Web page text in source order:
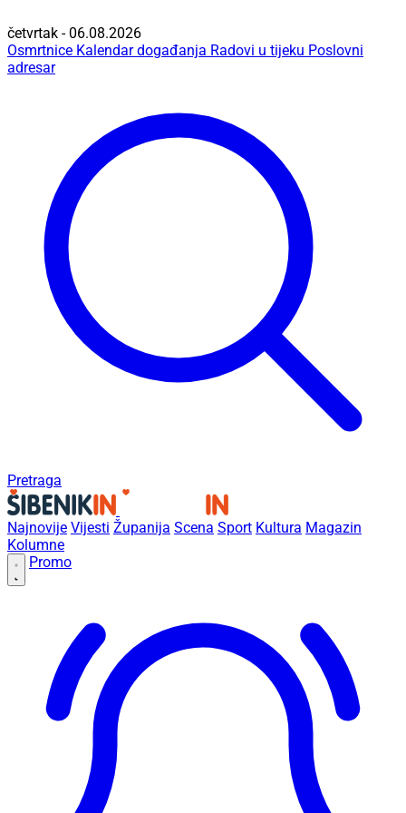
četvrtak - 06.08.2026
Osmrtnice Kalendar događanja Radovi u tijeku Poslovni
adresar
Pretraga
Najnovije Vijesti Županija Scena Sport Kultura Magazin
Kolumne
Promo